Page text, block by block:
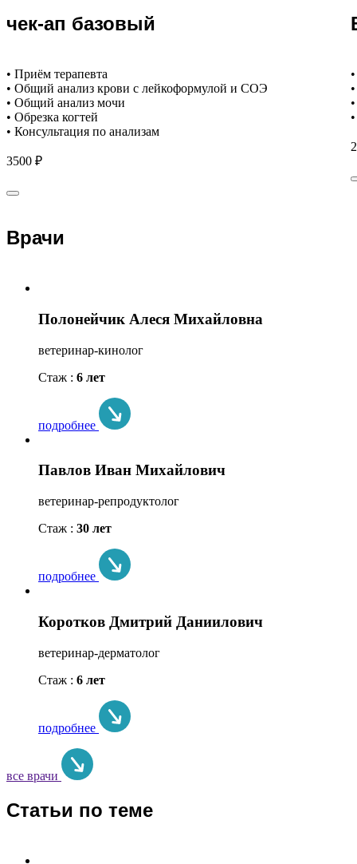
чек-ап базовый
• Приём терапевта
• Общий анализ крови с лейкоформулой и СОЭ
• Общий анализ мочи
• Обрезка когтей
• Консультация по анализам
3500 ₽
Врачи
Полонейчик Алеся Михайловна
ветеринар-кинолог
Стаж : 6 лет
подробнее
Павлов Иван Михайлович
ветеринар-репродуктолог
Стаж : 30 лет
подробнее
Коротков Дмитрий Даниилович
ветеринар-дерматолог
Стаж : 6 лет
подробнее
все врачи
Статьи по теме